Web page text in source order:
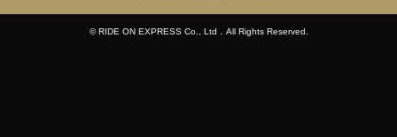
© RIDE ON EXPRESS Co., Ltd．All Rights Reserved.